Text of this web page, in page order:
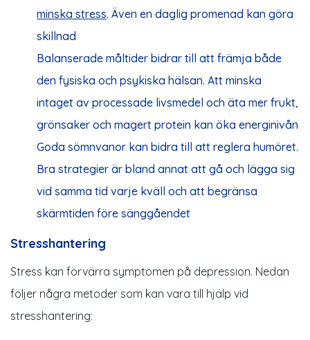
minska stress. Även en daglig promenad kan göra
skillnad
Balanserade måltider bidrar till att främja både
den fysiska och psykiska hälsan. Att minska
intaget av processade livsmedel och äta mer frukt,
grönsaker och magert protein kan öka energinivån
Goda sömnvanor kan bidra till att reglera humöret.
Bra strategier är bland annat att gå och lägga sig
vid samma tid varje kväll och att begränsa
skärmtiden före sänggåendet
Stresshantering
Stress kan förvärra symptomen på depression. Nedan
följer några metoder som kan vara till hjälp vid
stresshantering: